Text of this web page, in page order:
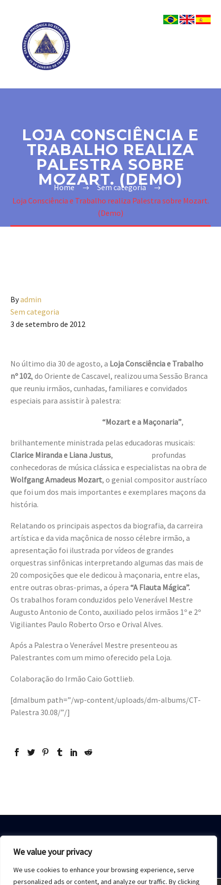
We value your privacy
We use cookies to enhance your browsing experience, serve
personalized ads or content, and analyze our traffic. By clicking
LOJA CONSCIÊNCIA E
TRABALHO REALIZA
PALESTRA SOBRE
MOZART. (DEMO)
Home
Sem categoria
Loja Consciência e Trabalho realiza Palestra sobre Mozart.
(Demo)
Byadmin
Sem categoria
3 de setembro de 2012
No último dia 30 de agosto, a Loja Consciência e Trabalho
nº 102, do Oriente de Cascavel, realizou uma Sessão Branca
que reuniu irmãos, cunhadas, familiares e convidados
especiais para assistir à palestra:
“Mozart e a Maçonaria”,
brilhantemente ministrada pelas educadoras musicais:
Clarice Miranda e Liana Justus, profundas
conhecedoras de música clássica e especialistas na obra de
Wolfgang Amadeus Mozart, o genial compositor austríaco
que foi um dos mais importantes e exemplares maçons da
história.
Relatando os principais aspectos da biografia, da carreira
artística e da vida maçônica de nosso célebre irmão, a
apresentação foi ilustrada por vídeos de grandes
orquestras sinfônicas interpretando algumas das mais de
20 composições que ele dedicou à maçonaria, entre elas,
entre outras obras-primas, a ópera “A Flauta Mágica”.
Os trabalhos foram conduzidos pelo Venerável Mestre
Augusto Antonio de Conto, auxiliado pelos irmãos 1º e 2º
Vigiliantes Paulo Roberto Orso e Orival Alves.
Após a Palestra o Venerável Mestre presenteou as
Palestrantes com um mimo oferecido pela Loja.
Colaboração do Irmão Caio Gottlieb.
[dmalbum path=”/wp-content/uploads/dm-albums/CT-
Palestra 30.08/”/]
Sobre Nós Acesso restrito Contato